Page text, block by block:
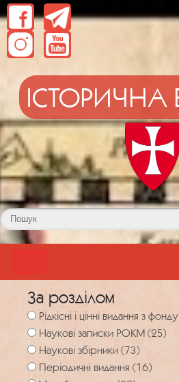
За розділом
Рідкісні і цінні видання з
Наукові записки РОКМ (25)
Наукові збірники (73)
Періодичні видання (16)